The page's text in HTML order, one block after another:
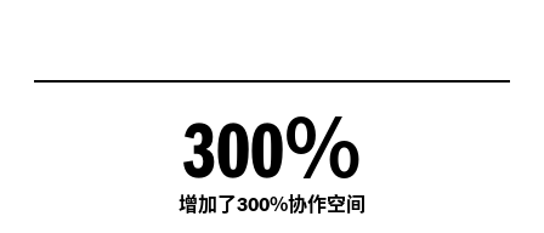
300%
增加了300%协作空间